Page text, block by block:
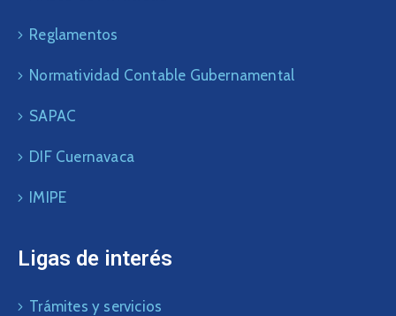
Reglamentos
Normatividad Contable Gubernamental
SAPAC
DIF Cuernavaca
IMIPE
Ligas de interés
Trámites y servicios